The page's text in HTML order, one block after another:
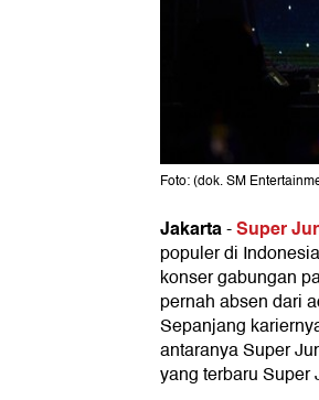
Foto: (dok. SM
Jakarta-Super
populer di
konser gabungan
pernah absen dari
Sepanjang
antaranya Super
yang terbaru Super